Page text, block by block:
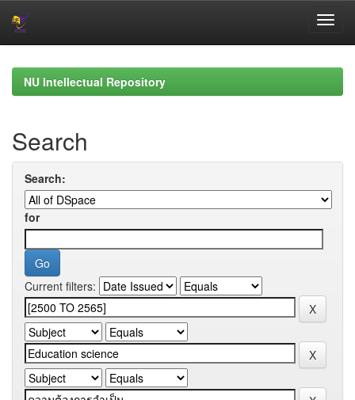
navigationNU Intellectual Repository
Search
Search:
for
Current filters: